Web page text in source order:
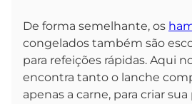
De forma semelhante, os
congelados também são
para refeições rápidas. Aqui
encontra tanto o lanche
apenas a carne, para criar